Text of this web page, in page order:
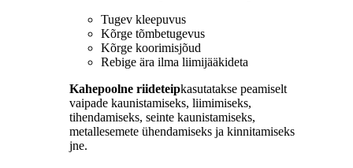
Tugev kleepuvus
Kõrge tõmbetugevus
Kõrge koorimisjõud
Rebige ära ilma liimijääkideta
Kahepoolne riideteipkasutatakse peamiselt
vaipade kaunistamiseks, liimimiseks,
tihendamiseks, seinte kaunistamiseks,
metallesemete ühendamiseks ja kinnitamiseks
jne.